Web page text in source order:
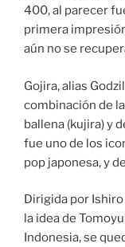
400, al parecer
primera
aún no se
Gojira, alias
combinación de
ballena (kujira) y
fue uno de los
pop japonesa, y
Dirigida por
la idea de
Indonesia, se